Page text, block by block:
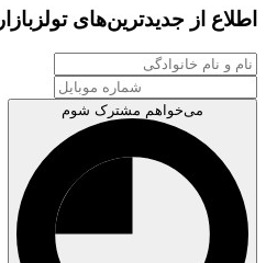
اطلاع از جدیدترین‌های تولزبازار
می‌خواهم مشترک شوم